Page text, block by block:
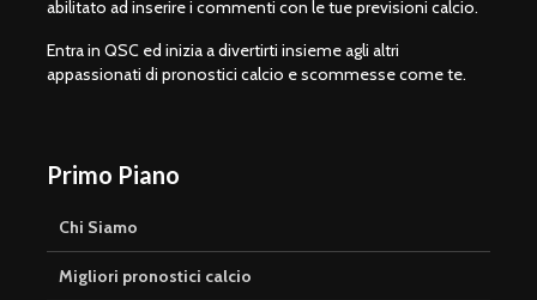
abilitato ad inserire i commenti con le tue previsioni calcio.
Entra in QSC ed inizia a divertirti insieme agli altri
appassionati di pronostici calcio e scommesse come te.
Primo Piano
Chi Siamo
Migliori pronostici calcio